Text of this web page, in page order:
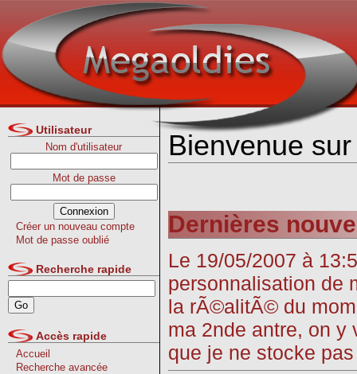
Utilisateur
Nom d'utilisateur
Mot de passe
Créer un nouveau compte
Mot de passe oublié
Recherche rapide
Accès rapide
Accueil
Recherche avancée
Bienvenue
Dernières
Le 19/05/2007 à
personnalisation de
la rÃ©alitÃ© du
ma 2nde antre, on y
que je ne stocke